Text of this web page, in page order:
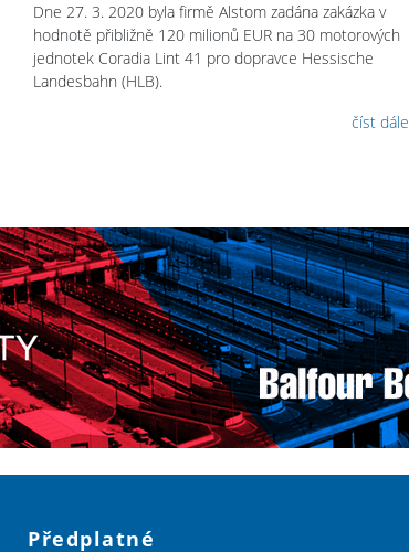
Dne 27. 3. 2020 byla firmě Alstom zadána zakázka v
hodnotě přibližně 120 milionů EUR na 30 motorových
jednotek Coradia Lint 41 pro dopravce Hessische
Landesbahn (HLB).
číst dále
Předplatné